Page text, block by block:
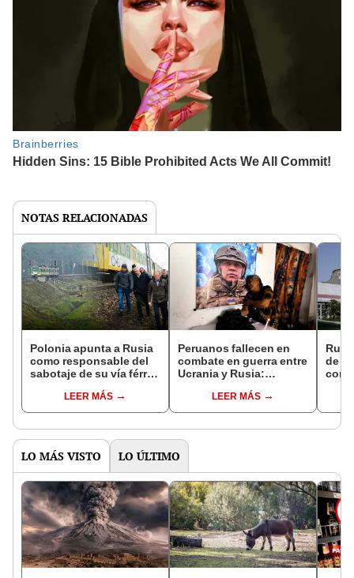
NOTAS RELACIONADAS
Polonia apunta a Rusia
como responsable del
sabotaje de su vía férrea
Ucrania en medio de la
guerra
LEER MÁS
Peruanos fallecen en
combate en guerra entre
Ucrania y Rusia:
Cancillería para repatriar
los restos
LEER MÁS
de
LO MÁS VISTO LO ÚLTIMO